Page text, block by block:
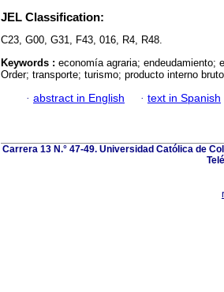
JEL Classification:
C23, G00, G31, F43, 016, R4, R48.
Keywords : economía agraria; endeudamiento;
Order; transporte; turismo; producto interno bruto.
· abstract in English · text in Spanish
Carrera 13 N.° 47-49. Universidad Católica de